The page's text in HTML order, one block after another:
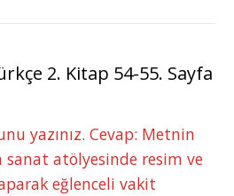
2. Kitap 54-55. Sayfa
yazınız. Cevap: Metnin
sanat atölyesinde resim ve
eğlenceli vakit